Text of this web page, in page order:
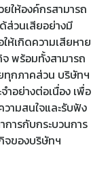
ให้องค์กรสามารถ
ส่วนเสียอย่างมี
ห้เกิดความเสียหาย
พร้อมทั้งสามารถ
ทุกภาคส่วน บริษัทฯ
ำอย่างต่อเนื่อง เพื่อ
วามสนใจและรับฟัง
ารกับกระบวนการ
จของบริษัทฯ